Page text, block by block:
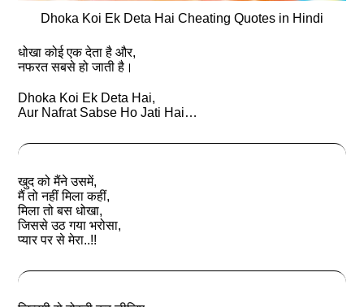
Dhoka Koi Ek Deta Hai Cheating Quotes in Hindi
धोखा कोई एक देता है और,
नफरत सबसे हो जाती है।
Dhoka Koi Ek Deta Hai,
Aur Nafrat Sabse Ho Jati Hai…
खुद को मैंने उसमें,
मैं तो नहीं मिला कहीं,
मिला तो बस धोखा,
जिससे उठ गया भरोसा,
प्यार पर से मेरा..!!